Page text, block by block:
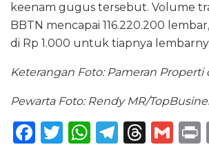
keenam gugus tersebut. Volume
BBTN mencapai 116.220.200
di Rp 1.000 untuk tiapnya
Keterangan Foto: Pameran Properti
Pewarta Foto: Rendy MR/
F
T
W T
T
G